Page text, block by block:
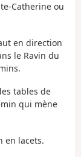
Catherine ou
en direction
le Ravin du
tables de
qui mène
en lacets.